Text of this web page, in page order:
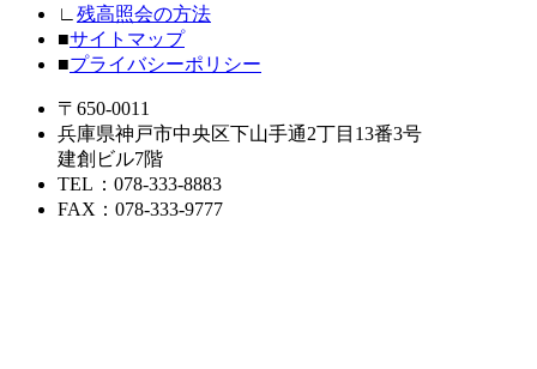
∟ 残高照会の方法
■サイトマップ
■プライバシーポリシー
〒650-0011
兵庫県神戸市中央区下山手通2丁目13番3号
建創ビル7階
TEL ：078-333-8883
FAX ：078-333-9777